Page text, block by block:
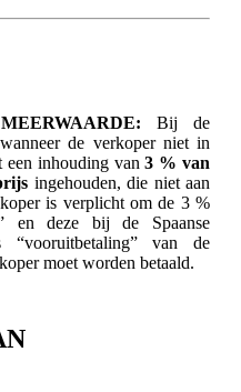
Bij de
de verkoper niet in
een inhouding van 3 % van
ingehouden, die niet aan
is verplicht om de 3 %
en deze bij de Spaanse
“vooruitbetaling” van de
moet worden betaald.